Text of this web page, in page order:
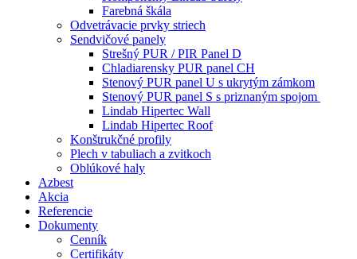
Farebná škála
Odvetrávacie prvky striech
Sendvičové panely
Strešný PUR / PIR Panel D
Chladiarensky PUR panel CH
Stenový PUR panel U s ukrytým zámkom
Stenový PUR panel S s priznaným spojom
Lindab Hipertec Wall
Lindab Hipertec Roof
Konštrukčné profily
Plech v tabuliach a zvitkoch
Oblúkové haly
Azbest
Akcia
Referencie
Dokumenty
Cenník
Certifikáty